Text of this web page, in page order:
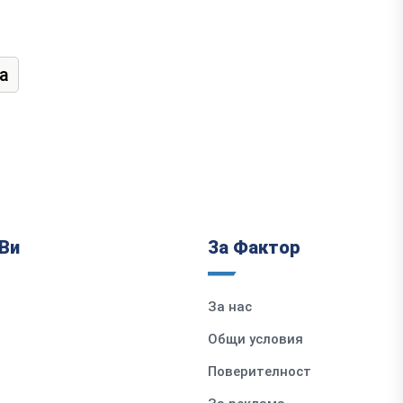
За Фактор
За нас
Общи условия
Поверителност